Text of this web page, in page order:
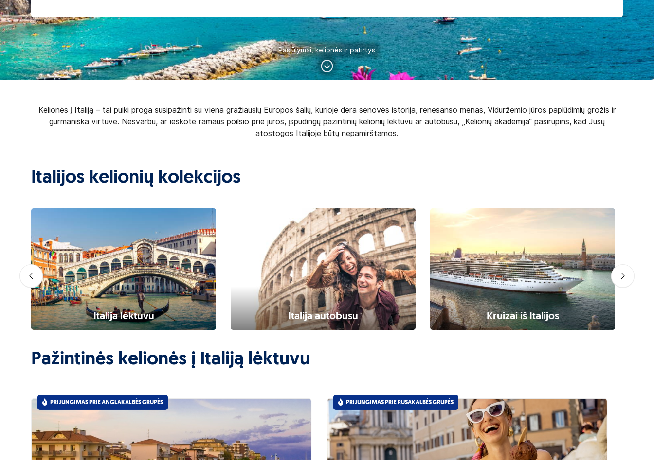
Pasiūlymai, kelionės ir patirtys
Kelionės į Italiją – tai puiki proga susipažinti su viena gražiausių Europos šalių, kurioje dera senovės istorija, renesanso menas, Viduržemio jūros paplūdimių grožis ir
gurmaniška virtuvė. Nesvarbu, ar ieškote ramaus poilsio prie jūros, įspūdingų pažintinių kelionių lėktuvu ar autobusu, „Kelionių akademija“ pasirūpins, kad Jūsų
atostogos Italijoje būtų nepamirštamos.
Italijos kelionių kolekcijos
Italija lėktuvu Italija autobusu Kruizai iš Italijos
Pažintinės kelionės į Italiją lėktuvu
PRIJUNGIMAS PRIE ANGLAKALBĖS GRUPĖS PRIJUNGIMAS PRIE RUSAKALBĖS GRUPĖS